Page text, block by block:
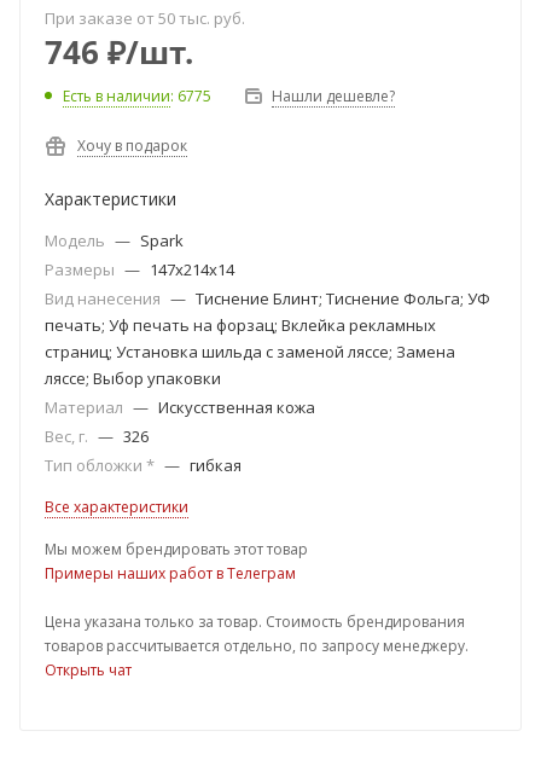
При заказе от 50 тыс. руб.
746 ₽/шт.
Есть в наличии: 6775 Нашли дешевле?
Хочу в подарок
Характеристики
Модель — Spark
Размеры — 147x214x14
Вид нанесения — Тиснение Блинт; Тиснение Фольга; УФ
печать; Уф печать на форзац; Вклейка рекламных
страниц; Установка шильда с заменой ляссе; Замена
ляссе; Выбор упаковки
Материал — Искусственная кожа
Вес, г. — 326
Тип обложки * — гибкая
Все характеристики
Мы можем брендировать этот товар
Примеры наших работ в Телеграм
Цена указана только за товар. Стоимость брендирования
товаров рассчитывается отдельно, по запросу менеджеру.
Открыть чат